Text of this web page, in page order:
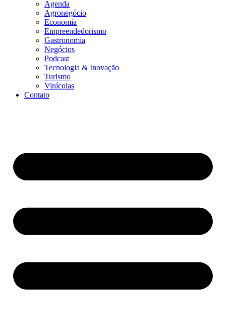
Agenda
Agronegócio
Economia
Empreendedorismo
Gastronomia
Negócios
Podcast
Tecnologia & Inovação
Turismo
Vinícolas
Contato